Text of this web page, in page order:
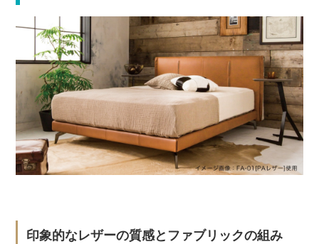
印象的なレザーの質感とファブリックの組み